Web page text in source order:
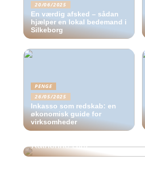
20/06/2025
En værdig afsked – sådan
hjælper en lokal bedemand i
Silkeborg
PENGE
26/05/2025
Inkasso som redskab: en
økonomisk guide for
virksomheder
Katherine Diez